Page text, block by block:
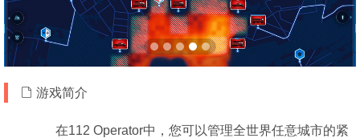
游戏简介
在112 Operator中，您可以管理全世界任意城市的紧